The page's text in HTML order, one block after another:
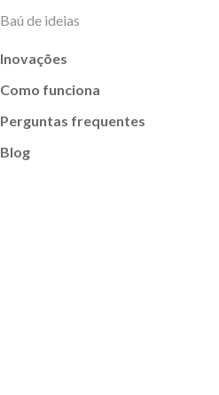
Baú de ideias
Inovações
Como funciona
Perguntas frequentes
Blog